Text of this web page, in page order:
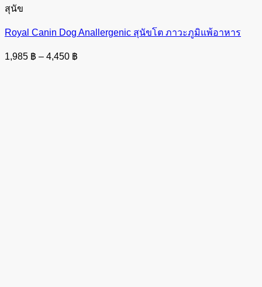
สุนัข
Royal Canin Dog Anallergenic สุนัขโต ภาวะภูมิแพ้อาหาร
1,985 ฿ – 4,450 ฿